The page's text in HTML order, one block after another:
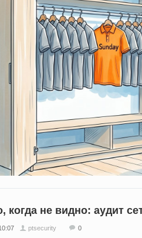
когда не видно: аудит
ptsecurity 0